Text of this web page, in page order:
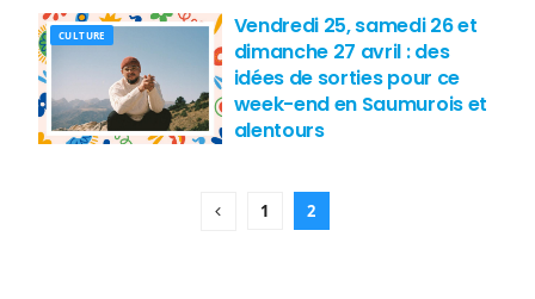
CULTURE
Vendredi 25, samedi 26 et
dimanche 27 avril : des
idées de sorties pour ce
week-end en Saumurois et
alentours
1 2